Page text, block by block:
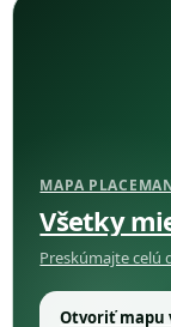
MAPA
Všetky
Preskúmajte celú
Otvoriť mapu